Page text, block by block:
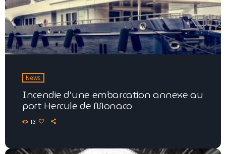
News
Incendie d’une embarcation annexe au
port Hercule de Monaco
13